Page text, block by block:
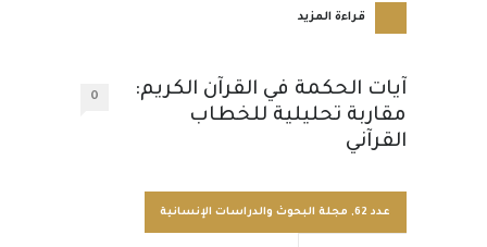
قراءة المزيد
آيات الحكمة في القرآن الكريم:
مقاربة تحليلية للخطاب
القرآني
0
عدد 62 , مجلة البحوث والدراسات الإنسانية